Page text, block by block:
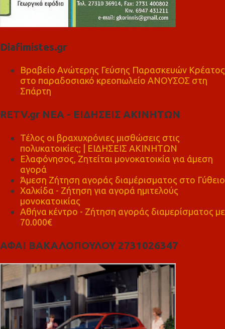
Diafimistes.gr
Βραβείο Ανώτερης Γεύσης Παρασκευών Κρέατος
στο παραδοσιακό κρεοπωλείο ΑΝΟΥΣΟΣ στη
Σπάρτη
RETV.gr ΝΕΑ - ΕΙΔΗΣΕΙΣ ΑΚΙΝΗΤΩΝ
Τέλος οι βραχυχρόνιες μισθώσεις στις
πολυκατοικίες; | ΕΙΔΗΣΕΙΣ ΑΚΙΝΗΤΩΝ
Ελαφόνησος, Ζητείται μονοκατοικία για άμεση
αγορά
Άμεση Ζήτηση αγοράς διαμέρισματος στο Γύθειο
Χαλκίδα - Ζήτηση για αγορά ημιτελούς
μονοκατοικίας
Αθήνα κέντρο - Ζήτηση αγοράς διαμερίσματος με
70.000€
ΑΦΑΙ ΒΑΚΑΛΟΠΟΥΛΟΥ 2731026347